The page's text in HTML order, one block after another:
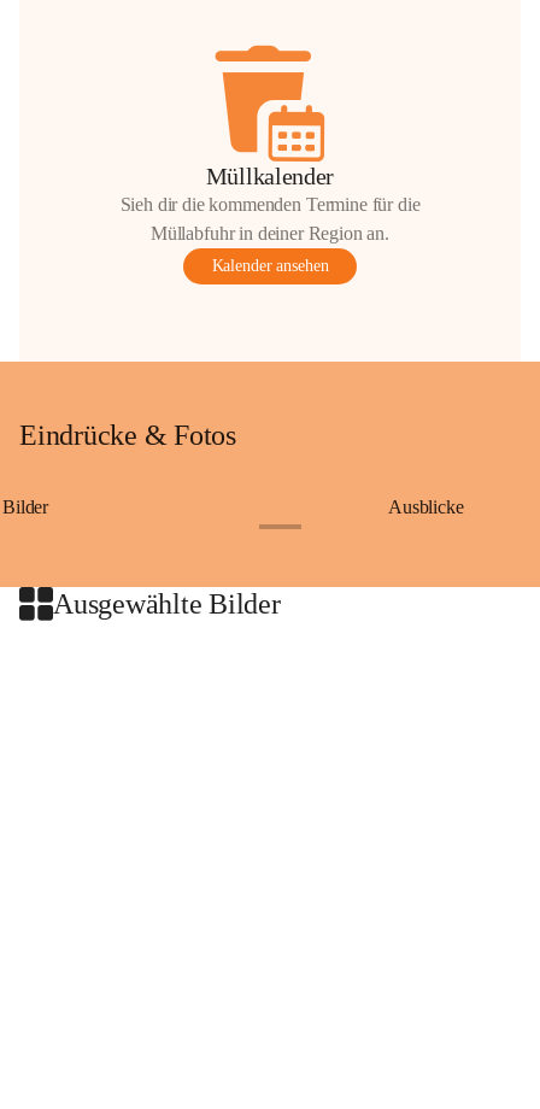
Müllkalender
Sieh dir die kommenden Termine für die
Müllabfuhr in deiner Region an.
Kalender ansehen
Eindrücke & Fotos
Bilder Ausblicke
Ausgewählte Bilder